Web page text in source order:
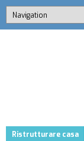
Ristrutturare casa